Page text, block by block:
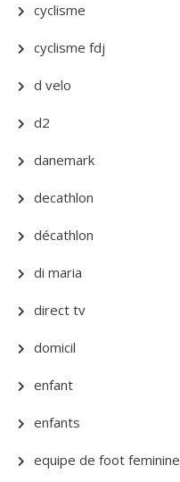
cyclisme
cyclisme fdj
d velo
d2
danemark
decathlon
décathlon
di maria
direct tv
domicil
enfant
enfants
equipe de foot feminine